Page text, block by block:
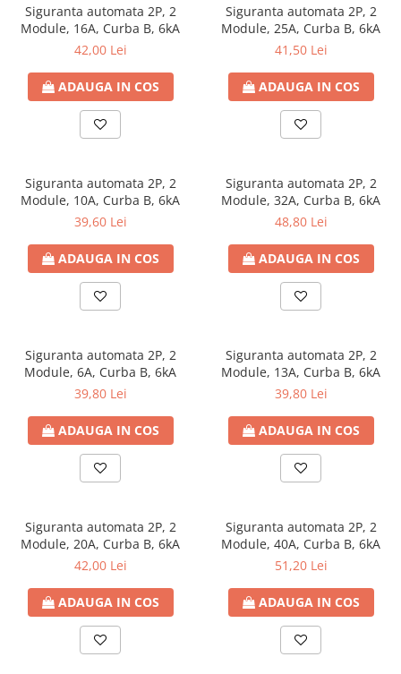
Iluminat
Banda LED si transformatoare
Becuri incandescente si halogn
Becuri si tuburi LED
Corpuri de iluminat
Plafoniere
Surse de iluminat tehnic si
accesorii
Corpuri liniare
Iluminat pe sina magnetica
Paneluri LED
Corpuri de iluminat decorativ
interior/exterior
Exterior
Accesorii pentru iluminat
Senzori de miscare, crepusculari si
ceasuri programabile
AFDD – Dispozitive de detectare a
defectului de arc electric
Cabluri electrice
Siguranta automata 2P, 2
Module, 16A, Curba B, 6kA
42,00 Lei
ADAUGA IN COS
Siguranta automata 2P, 2
Module, 25A, Curba B, 6kA
41,50 Lei
ADAUGA IN COS
Siguranta automata 2P, 2
Module, 10A, Curba B, 6kA
39,60 Lei
ADAUGA IN COS
Siguranta automata 2P, 2
Module, 32A, Curba B, 6kA
48,80 Lei
ADAUGA IN COS
Siguranta automata 2P, 2
Module, 6A, Curba B, 6kA
39,80 Lei
ADAUGA IN COS
Siguranta automata 2P, 2
Module, 13A, Curba B, 6kA
39,80 Lei
ADAUGA IN COS
Siguranta automata 2P, 2
Module, 20A, Curba B, 6kA
42,00 Lei
ADAUGA IN COS
Siguranta automata 2P, 2
Module, 40A, Curba B, 6kA
51,20 Lei
ADAUGA IN COS